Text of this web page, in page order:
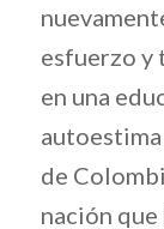
esfuerzo y
en una
de
nación